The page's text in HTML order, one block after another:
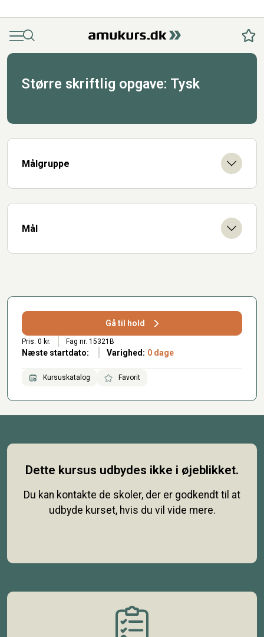
MenuSøg
Større skriftlig opgave: Tysk
Målgruppe
Mål
Gå til hold
Pris: 0 kr. Fag nr. 15321B
Næste startdato: Varighed: 0 dage
Kursuskatalog Favorit
Dette kursus udbydes ikke i øjeblikket.
Du kan kontakte de skoler, der er godkendt til at
udbyde kurset, hvis du vil vide mere.